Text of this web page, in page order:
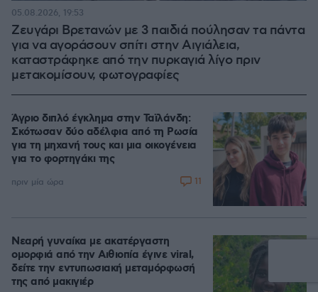
Ζευγάρι Βρετανών με 3 παιδιά πούλησαν τα πάντα
για να αγοράσουν σπίτι στην Αιγιάλεια,
καταστράφηκε από την πυρκαγιά λίγο πριν
μετακομίσουν, φωτογραφίες
05.08.2026, 19:53
Άγριο διπλό έγκλημα στην Ταϊλάνδη:
Σκότωσαν δύο αδέλφια από τη Ρωσία
για τη μηχανή τους και μια οικογένεια
για το φορτηγάκι της
πριν μία ώρα 11
Νεαρή γυναίκα με ακατέργαστη
ομορφιά από την Αιθιοπία έγινε viral,
δείτε την εντυπωσιακή μεταμόρφωσή
της από μακιγιέρ